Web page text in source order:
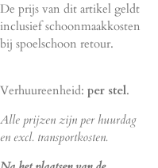
De prijs van dit artikel geldt
inclusief schoonmaakkosten
bij spoelschoon retour.
Verhuureenheid: per stel.
Alle prijzen zijn per huurdag
en excl. transportkosten.